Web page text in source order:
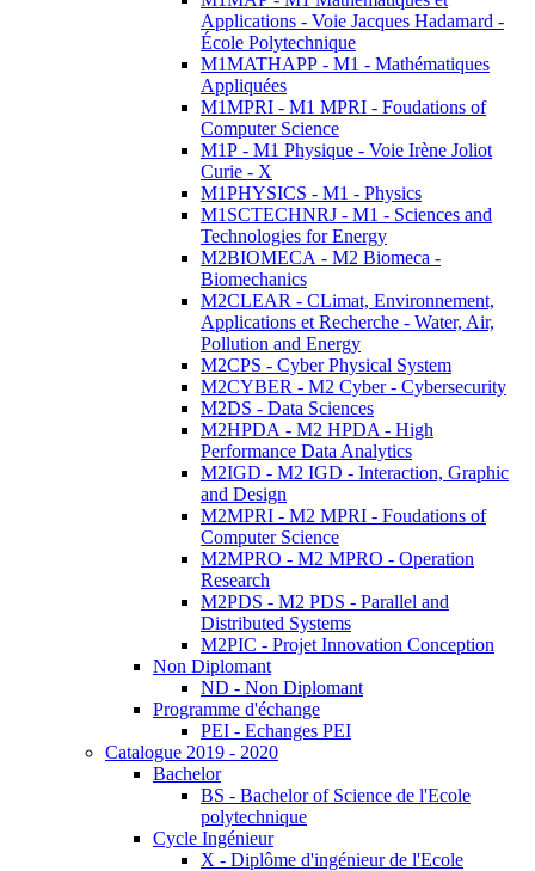
Applications - Voie Jacques Hadamard -
École Polytechnique
M1MATHAPP - M1 - Mathématiques
Appliquées
M1MPRI - M1 MPRI - Foudations of
Computer Science
M1P - M1 Physique - Voie Irène Joliot
Curie - X
M1PHYSICS - M1 - Physics
M1SCTECHNRJ - M1 - Sciences and
Technologies for Energy
M2BIOMECA - M2 Biomeca -
Biomechanics
M2CLEAR - CLimat, Environnement,
Applications et Recherche - Water, Air,
Pollution and Energy
M2CPS - Cyber Physical System
M2CYBER - M2 Cyber - Cybersecurity
M2DS - Data Sciences
M2HPDA - M2 HPDA - High
Performance Data Analytics
M2IGD - M2 IGD - Interaction, Graphic
and Design
M2MPRI - M2 MPRI - Foudations of
Computer Science
M2MPRO - M2 MPRO - Operation
Research
M2PDS - M2 PDS - Parallel and
Distributed Systems
M2PIC - Projet Innovation Conception
Non Diplomant
ND - Non Diplomant
Programme d'échange
PEI - Echanges PEI
Catalogue 2019 - 2020
Bachelor
BS - Bachelor of Science de l'Ecole
polytechnique
Cycle Ingénieur
X - Diplôme d'ingénieur de l'Ecole